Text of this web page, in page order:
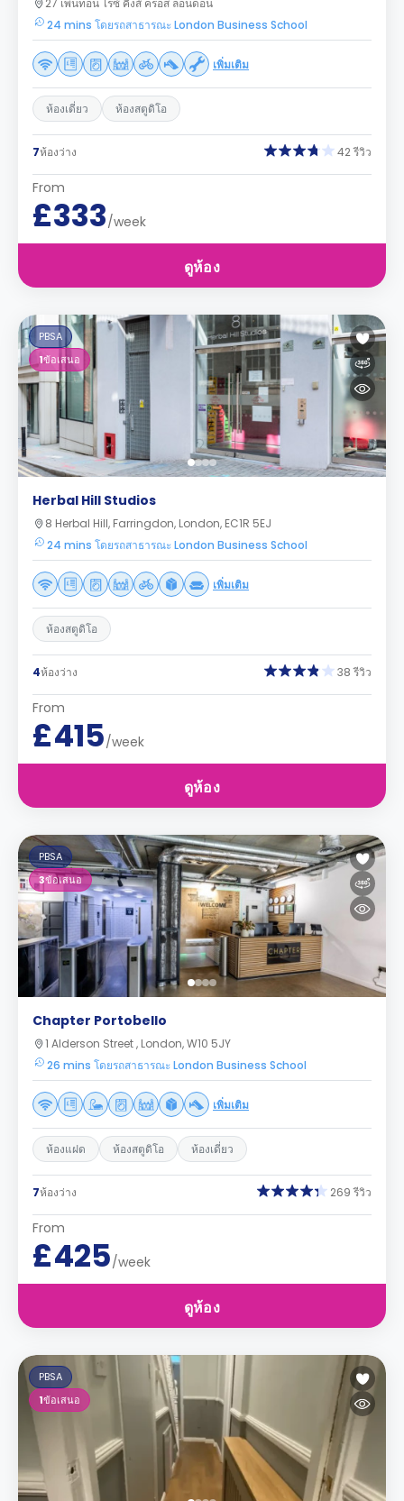
27 เพนทอน ไรซ์ คิงส์ ครอส ลอนดอน
24 mins โดยรถสาธารณะ London Business School
เพิ่มเติม
ห้องเดี่ยว ห้องสตูดิโอ
7ห้องว่าง 42 รีวิว
From
£333/week
ดูห้อง
PBSA
1ข้อเสนอ
Herbal Hill Studios
8 Herbal Hill, Farringdon, London, EC1R 5EJ
24 mins โดยรถสาธารณะ London Business School
เพิ่มเติม
ห้องสตูดิโอ
4ห้องว่าง 38 รีวิว
From
£415/week
ดูห้อง
PBSA
3ข้อเสนอ
Chapter Portobello
1 Alderson Street , London, W10 5JY
26 mins โดยรถสาธารณะ London Business School
เพิ่มเติม
ห้องแฝด ห้องสตูดิโอ ห้องเดี่ยว
7ห้องว่าง 269 รีวิว
From
£425/week
ดูห้อง
PBSA
1ข้อเสนอ